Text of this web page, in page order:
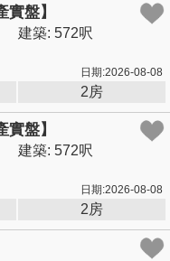
盤】
建築: 572呎
日期:2026-08-08
2房
盤】
建築: 572呎
日期:2026-08-08
2房